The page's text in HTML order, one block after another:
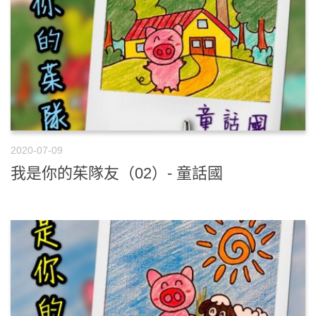
2020-07-09
我是你的茱隊友（02）- 童話國